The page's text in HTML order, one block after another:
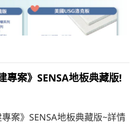
專案》SENSA地板典藏版!
案》SENSA地板典藏版~詳情